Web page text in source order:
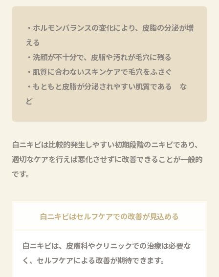
ホルモンバランスの変化により、皮脂の分泌が増
える
洗顔が不十分で、皮脂や汚れが毛穴に残る
肌質に合わないスキンケアで毛穴をふさぐ
もともと皮脂が分泌されやすい肌質である な
ど
白ニキビは比較的発生しやすい初期段階のニキビであり、
適切なケアを行えば悪化させずに改善できることが一般的
です。
白ニキビはセルフケアでの改善が見込める
白ニキビは、皮膚科やクリニックでの治療は必要な
く、セルフケアによる改善が期待できます。